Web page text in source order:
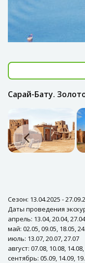
Сарай-Бату.
Сезон: 13.04.2025 -
Даты проведения
апрель: 13.04, 20.04, 27.04
май: 02.05, 09.05, 18.05,
июль: 13.07, 20.07, 27.07
август: 07.08, 10.08,
сентябрь: 05.09, 14.09,